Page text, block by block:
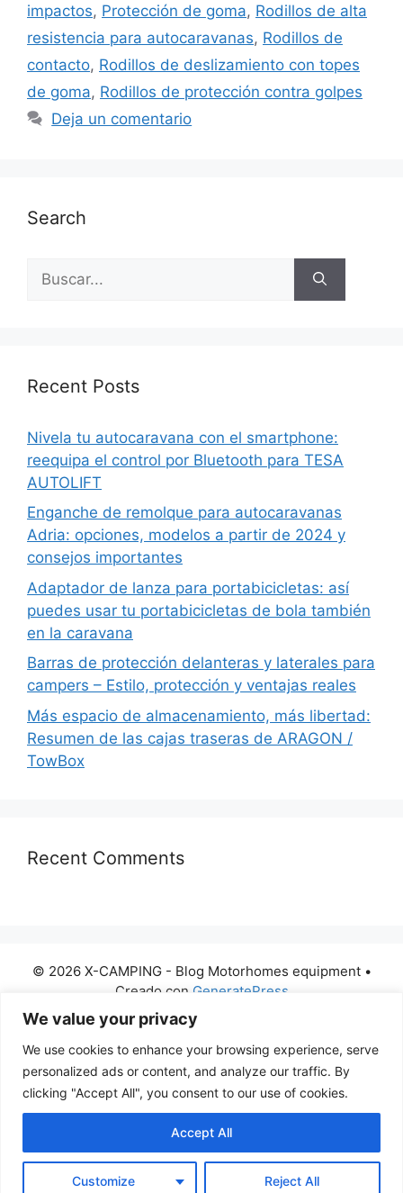
We value your privacy
We use cookies to enhance your browsing experience, serve
personalized ads or content, and analyze our traffic. By
clicking "Accept All", you consent to our use of cookies.
Customize Reject All
Accept All
impactos, Protección de goma, Rodillos de alta
resistencia para autocaravanas, Rodillos de
contacto, Rodillos de deslizamiento con topes
de goma, Rodillos de protección contra golpes
Deja un comentario
Search
Recent Posts
Nivela tu autocaravana con el smartphone:
reequipa el control por Bluetooth para TESA
AUTOLIFT
Enganche de remolque para autocaravanas
Adria: opciones, modelos a partir de 2024 y
consejos importantes
Adaptador de lanza para portabicicletas: así
puedes usar tu portabicicletas de bola también
en la caravana
Barras de protección delanteras y laterales para
campers – Estilo, protección y ventajas reales
Más espacio de almacenamiento, más libertad:
Resumen de las cajas traseras de ARAGON /
TowBox
Recent Comments
© 2026 X-CAMPING - Blog Motorhomes equipment•
Creado con GeneratePress
Italiano
Polski( Polaco)
Español
Svenska( Sueco) Hrvatski(Croata
Dansk(Danés) Latviešu(Letón)
) Norsk bokmål
Русский(Ruso) Українська(Ucraniano)